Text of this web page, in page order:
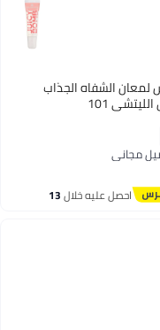
لمعان الشفاه الجذاب
101
مجاني
مجاني
احصل عليه خلال13